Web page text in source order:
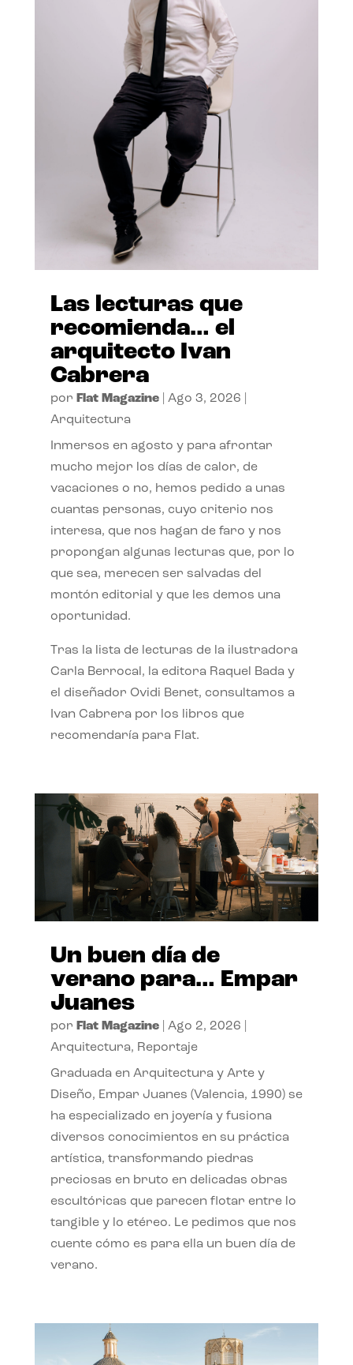
Las lecturas que
recomienda… el
arquitecto Ivan
Cabrera
por Flat Magazine| Ago 3, 2026
Arquitectura
Inmersos en agosto y para afrontar
mucho mejor los días de calor, de
vacaciones o no, hemos pedido a unas
cuantas personas, cuyo criterio nos
interesa, que nos hagan de faro y nos
propongan algunas lecturas que, por lo
que sea, merecen ser salvadas del
montón editorial y que les demos una
oportunidad.
Tras la lista de lecturas de la ilustradora
Carla Berrocal, la editora Raquel Bada y
el diseñador Ovidi Benet, consultamos a
Ivan Cabrera por los libros que
recomendaría para Flat.
Un buen día de
verano para… Empar
Juanes
por Flat Magazine| Ago 2, 2026
Arquitectura, Reportaje
Graduada en Arquitectura y Arte y
Diseño, Empar Juanes (Valencia, 1990) se
ha especializado en joyería y fusiona
diversos conocimientos en su práctica
artística, transformando piedras
preciosas en bruto en delicadas obras
escultóricas que parecen flotar entre lo
tangible y lo etéreo. Le pedimos que nos
cuente cómo es para ella un buen día de
verano.